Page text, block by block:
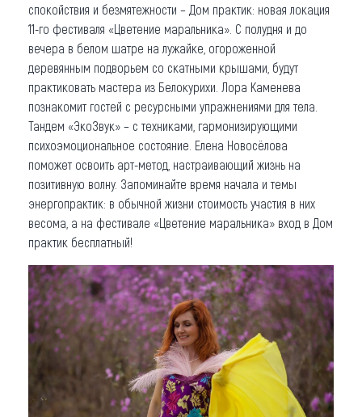
спокойствия и безмятежности – Дом практик: новая локация
11-го фестиваля «Цветение маральника». С полудня и до
вечера в белом шатре на лужайке, огороженной
деревянным подворьем со скатными крышами, будут
практиковать мастера из Белокурихи. Лора Каменева
познакомит гостей с ресурсными упражнениями для тела.
Тандем «ЭкоЗвук» – с техниками, гармонизирующими
психоэмоциональное состояние. Елена Новосёлова
поможет освоить арт-метод, настраивающий жизнь на
позитивную волну. Запоминайте время начала и темы
энергопрактик: в обычной жизни стоимость участия в них
весома, а на фестивале «Цветение маральника» вход в Дом
практик бесплатный!